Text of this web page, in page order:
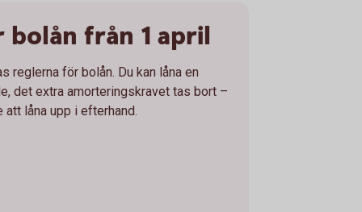
från 1 april
reglerna för bolån. Du kan låna en
det extra amorteringskravet tas bort –
låna upp i efterhand.